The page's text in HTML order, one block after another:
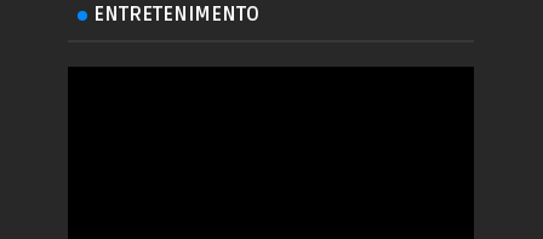
ENTRETENIMENTO